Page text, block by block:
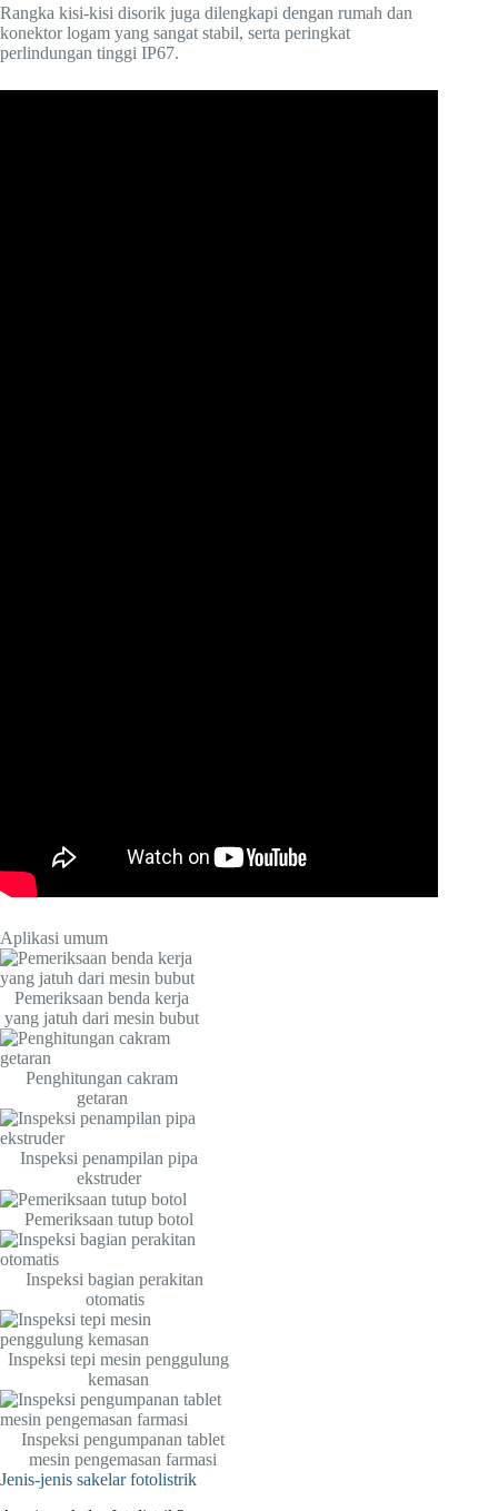
Rangka kisi-kisi disorik juga dilengkapi dengan rumah dan
konektor logam yang sangat stabil, serta peringkat
perlindungan tinggi IP67.
Aplikasi umum
Pemeriksaan benda kerja
yang jatuh dari mesin bubut
Penghitungan cakram
getaran
Inspeksi penampilan pipa
ekstruder
Pemeriksaan tutup botol
Inspeksi bagian perakitan
otomatis
Inspeksi tepi mesin penggulung
kemasan
Inspeksi pengumpanan tablet
mesin pengemasan farmasi
Jenis-jenis sakelar fotolistrik